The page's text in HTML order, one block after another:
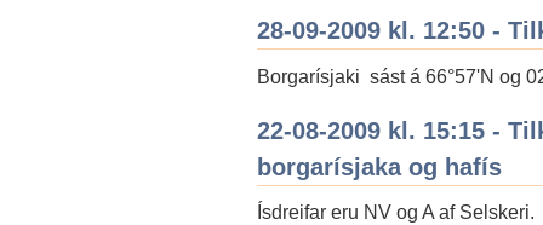
28-09-2009 kl. 12:50 -
Borgarísjaki sást á 66°57'N og
22-08-2009 kl. 15:15 -
borgarísjaka og hafís
Ísdreifar eru NV og A af